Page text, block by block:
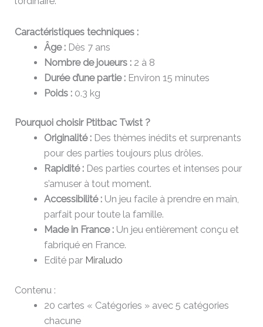
Caractéristiques techniques :
Âge :Dès 7 ans
Nombre de joueurs :2 à 8
Durée d’une partie :Environ 15 minutes
Poids :0.3 kg
Pourquoi choisir Ptitbac Twist ?
Originalité :Des thèmes inédits et surprenants
pour des parties toujours plus drôles.
Rapidité :Des parties courtes et intenses pour
s’amuser à tout moment.
Accessibilité :Un jeu facile à prendre en main,
parfait pour toute la famille.
Made in France :Un jeu entièrement conçu et
fabriqué en France.
Edité par Miraludo
Contenu :
20 cartes « Catégories » avec 5 catégories
chacune